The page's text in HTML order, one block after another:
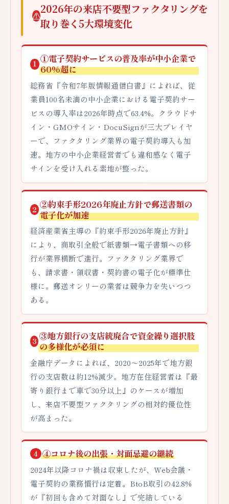
⚠
2026年の来店不要型ファクタリングを
取り巻く5大環境変化
1 ①電子契約サービスの普及率が中小企業で
60%超に
総務省『令和7年版情報通信白書』によれば、従
業員100名未満の中小企業における電子契約サー
ビスの導入率は2026年時点で63.4%。クラウドサ
イン・GMOサイン・DocuSignが三大プレイヤ
ーで、ファクタリング業界の電子契約導入も加
速。地方の中小企業経営者でも違和感なく電子
サインを受け入れる素地が整った。
2 ②約束手形2026年廃止方針で郵送書類の
電子化が加速
経済産業省主導の『約束手形2026年廃止方針』
により、商取引全般で紙書類→電子書類への移
行が業界横断で進行。ファクタリング業界で
も、請求書・領収書・契約書の電子化が標準仕
様に。郵送オンリーの業者は競争力を失いつつ
ある。
3 ③地方銀行の支店統廃合で資金繰り選択肢
の多様化が必須に
金融庁データによれば、2020〜2025年で地方銀
行の支店数は約12%減少。地方在住経営者は『最
寄り銀行まで車で30分以上』のケースが増加
し、来店不要型ファクタリングの相対的優位性
が高まった。
4 ④コロナ後の出張・対面忌避の継続
2024年以降コロナ禍は収束したが、Web会議・
電子契約の業務慣行は定着。BtoB取引の42.8%
が『初回も含めて対面なし』で完結している